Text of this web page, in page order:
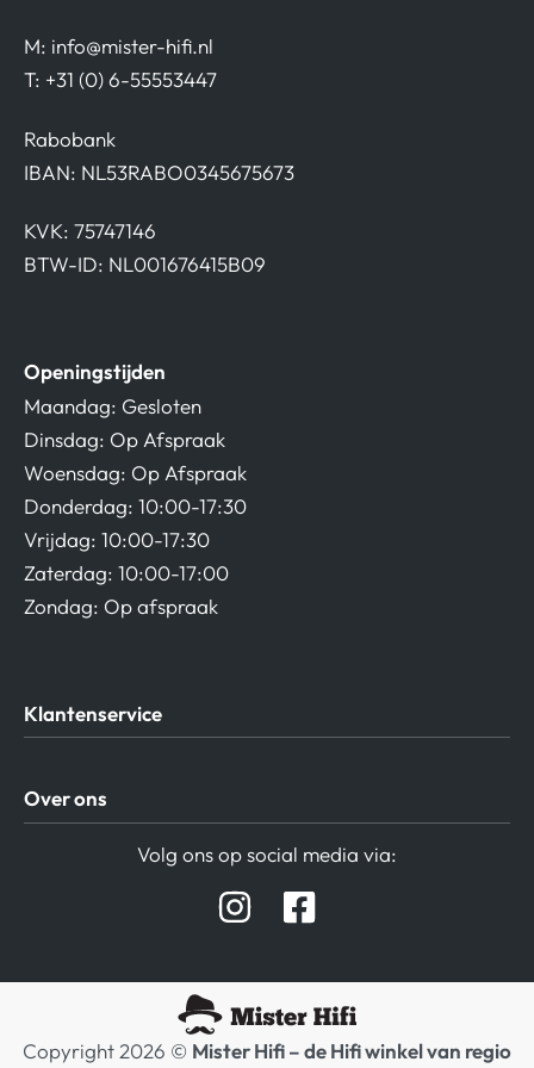
M: info@mister-hifi.nl
T: +31 (0) 6-55553447
Rabobank
IBAN: NL53RABO0345675673
KVK: 75747146
BTW-ID: NL001676415B09
Openingstijden
Maandag: Gesloten
Dinsdag: Op Afspraak
Woensdag: Op Afspraak
Donderdag: 10:00-17:30
Vrijdag: 10:00-17:30
Zaterdag: 10:00-17:00
Zondag: Op afspraak
Klantenservice
Privacy beleid
Verzending / Retour
Afspraak Demoruimte
Over ons
Hifi winkel Raamsdonksveer
Volg ons op social media via:
Copyright 2026 © Mister Hifi – de Hifi winkel van regio